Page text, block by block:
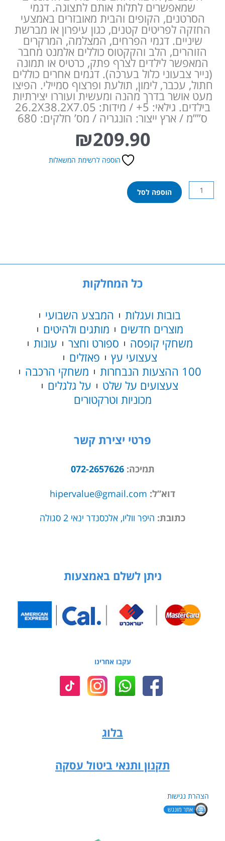
שמאפשרים לתלות אותם לתצוגה. דגמי
הסרטנים, הקופים והבית מאובזרים באמצעי
החזקה לפריטים קטנים, כגון עיפרון או מברשת
שיניים. דגמי הפרחים, המצלמה, המרקרים
הזוהרים, הלב והקקטוס כוללים אלמנט מחבר
המאפשר לילדים לצרף פתק, כרטיס או תמונה
(נייר צבעוני כלול בערכה). דגמים אחרים כוללים
חתול, עכבר, לימון, תולעת ופרצוף סמיילי. הפיצו
מעט אושר בדרך מהנה ומעשית ועוררו יצירתיות
בילדים. גילאי: 5+ / מידות: 26.2X38.2X7.05
ס””מ / ארץ ייצור: הונגריה / מס’ חלקים: 680
₪209.90
הוספה לרשימת המשאלות
כמות
של
יצירתית
הוספה לסל
כל המחלקות
בובות ועגלות
המבצע השבועי
מוצרים חדשים
מותגים ולהיטים
משחקי קופסה
ספורט וחצר
עונות
צעצועי עץ
פאזלים
100 ההצעות הנבחרות
משחקי הרכבה
צעצועים על שלט
על גלגלים
מכוניות וטרקטורים
פרטי יצירת קשר
תמיכה:072-2657626
דוא”ל: hipervalue@gmail.com
כתובת: היפר ווליו, אלכסנדר ינאי 2 סגולה
ניתן לשלם באמצעות
עקבו אחרינו
בלוג
תקנון ותנאי ביטול עסקה
הצהרת נגישות